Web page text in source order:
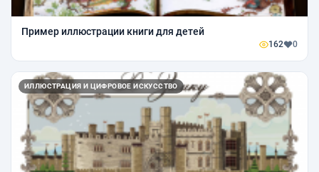
Пример иллюстрации книги для детей
162 0
ИЛЛЮСТРАЦИЯ И ЦИФРОВОЕ ИСКУССТВО